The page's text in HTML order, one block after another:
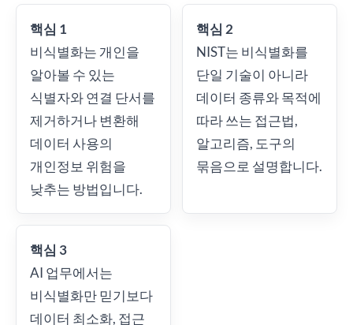
핵심 1
비식별화는 개인을
알아볼 수 있는
식별자와 연결 단서를
제거하거나 변환해
데이터 사용의
개인정보 위험을
낮추는 방법입니다.
핵심 2
NIST는 비식별화를
단일 기술이 아니라
데이터 종류와 목적에
따라 쓰는 접근법,
알고리즘, 도구의
묶음으로 설명합니다.
핵심 3
AI 업무에서는
비식별화만 믿기보다
데이터 최소화, 접근